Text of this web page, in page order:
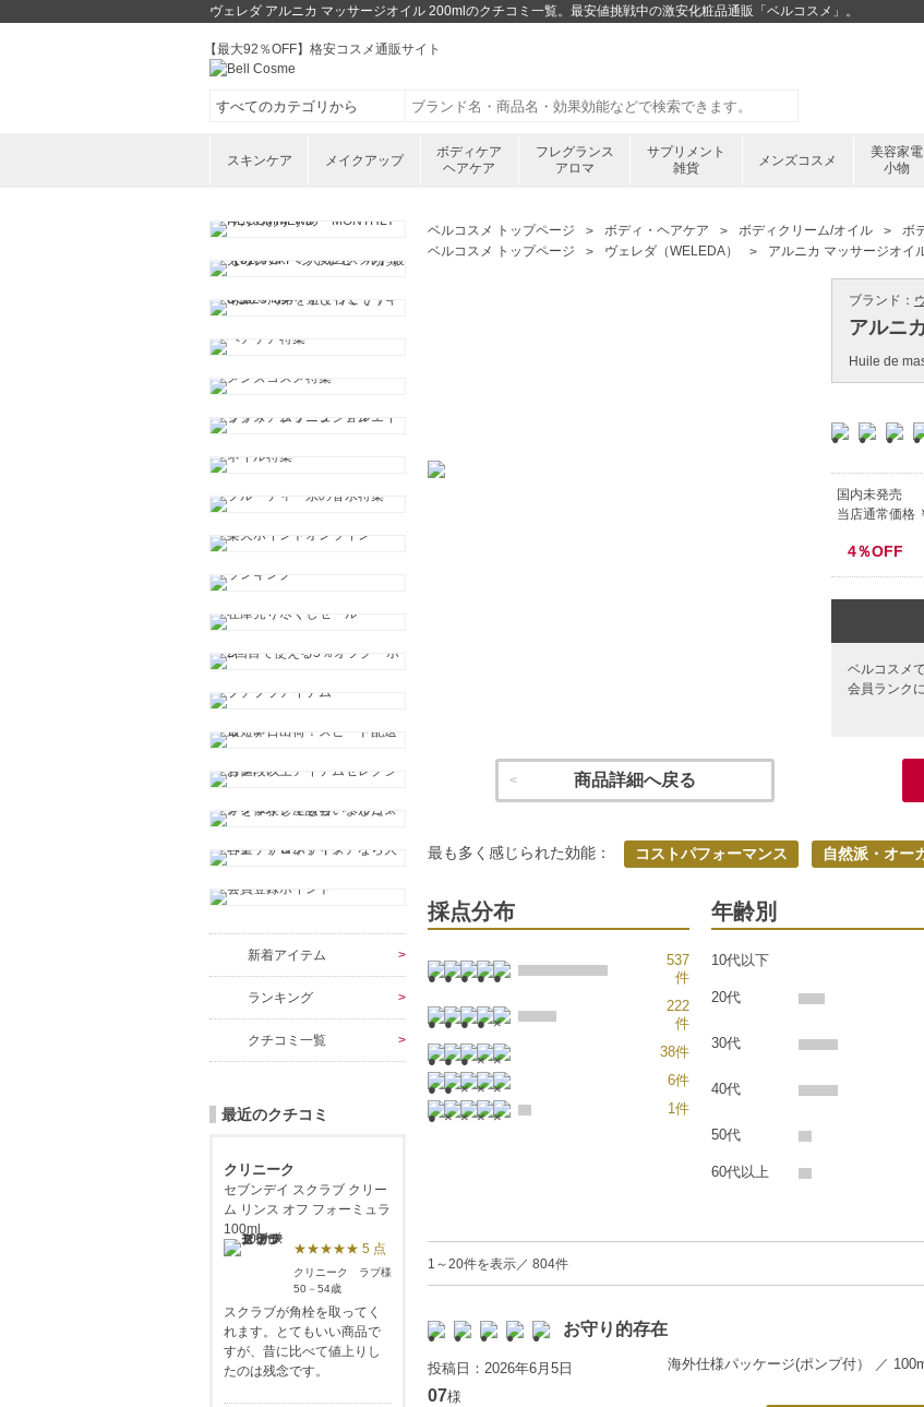
ヴェレダ アルニカ マッサージオイル 200mlのクチコミ一覧。最安値挑戦中の激安化粧品通販「ベルコスメ」。
【最大92％OFF】格安コスメ通販サイト
スキンケア メイクアップ
ボディケア
ヘアケア
フレグランス
アロマ
サプリメント
雑貨
メンズコスメ
美容家電
小物
ベルコスメ トップページ ボディ・ヘアケア ボディクリーム/オイル ボ
ベルコスメ トップページ
ヴェレダ（WELEDA） アルニカ マッサージオイ
ブランド：
アルニ
Huile de
国内未発売
当店通常価格
4％OFF
ベルコスメ
会員ランク
商品詳細へ戻る
最も多く感じられた効能： コストパフォーマンス 自然派・オー
採点分布
537
件
222
件
38件
6件
1件
年齢別
10代以下
20代
30代
40代
50代
60代以上
1～20件を表示／ 804件
お守り的存在
投稿日：2026年6月5日
07様
海外仕様パッケージ(ポンプ付） ／
新着アイテム
ランキング
クチコミ一覧
最近のクチコミ
クリニーク
セブンデイ スクラブ クリー
ム リンス オフ フォーミュラ
100ml
★★★★★ 5 点
クリニーク ラブ様
50－54歳
スクラブが角栓を取ってく
れます。とてもいい商品で
すが、昔に比べて値上りし
たのは残念です。